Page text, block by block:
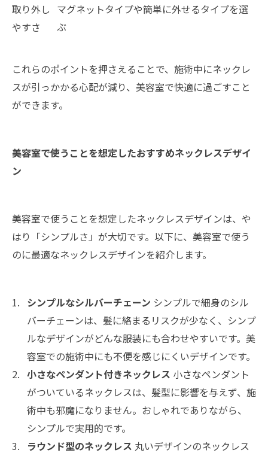
取り外し
やすさ
マグネットタイプや簡単に外せるタイプを選
ぶ
これらのポイントを押さえることで、施術中にネックレ
スが引っかかる心配が減り、美容室で快適に過ごすこと
ができます。
美容室で使うことを想定したおすすめネックレスデザイ
ン
美容室で使うことを想定したネックレスデザインは、や
はり「シンプルさ」が大切です。以下に、美容室で使う
のに最適なネックレスデザインを紹介します。
シンプルなシルバーチェーン シンプルで細身のシル
バーチェーンは、髪に絡まるリスクが少なく、シンプ
ルなデザインがどんな服装にも合わせやすいです。美
容室での施術中にも不便を感じにくいデザインです。
小さなペンダント付きネックレス 小さなペンダント
がついているネックレスは、髪型に影響を与えず、施
術中も邪魔になりません。おしゃれでありながら、
シンプルで実用的です。
ラウンド型のネックレス 丸いデザインのネックレス